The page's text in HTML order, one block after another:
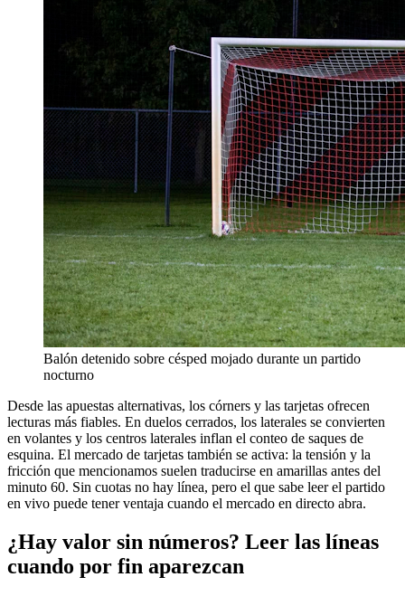
Balón detenido sobre césped mojado durante un partido
nocturno
Desde las apuestas alternativas, los córners y las tarjetas ofrecen
lecturas más fiables. En duelos cerrados, los laterales se convierten
en volantes y los centros laterales inflan el conteo de saques de
esquina. El mercado de tarjetas también se activa: la tensión y la
fricción que mencionamos suelen traducirse en amarillas antes del
minuto 60. Sin cuotas no hay línea, pero el que sabe leer el partido
en vivo puede tener ventaja cuando el mercado en directo abra.
¿Hay valor sin números? Leer las líneas
cuando por fin aparezcan